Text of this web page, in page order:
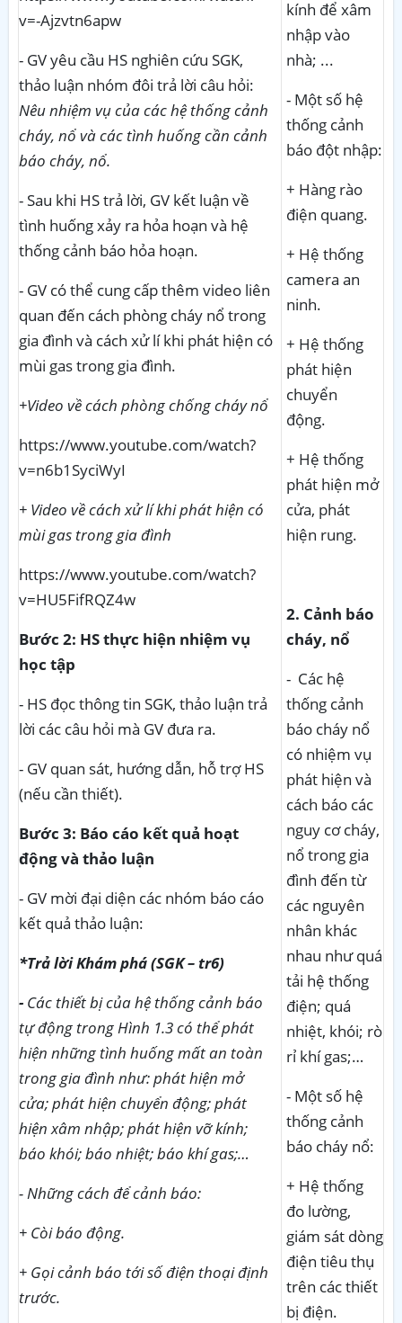
v=-Ajzvtn6apw
- GV yêu cầu HS nghiên cứu SGK,
thảo luận nhóm đôi trả lời câu hỏi:
Nêu nhiệm vụ của các hệ thống cảnh
cháy, nổ và các tình huống cần cảnh
báo cháy, nổ.
- Sau khi HS trả lời, GV kết luận về
tình huống xảy ra hỏa hoạn và hệ
thống cảnh báo hỏa hoạn.
- GV có thể cung cấp thêm video liên
quan đến cách phòng cháy nổ trong
gia đình và cách xử lí khi phát hiện có
mùi gas trong gia đình.
+Video về cách phòng chống cháy nổ
https://www.youtube.com/watch?
v=n6b1SyciWyI
+ Video về cách xử lí khi phát hiện có
mùi gas trong gia đình
https://www.youtube.com/watch?
v=HU5FifRQZ4w
Bước 2: HS thực hiện nhiệm vụ
học tập
- HS đọc thông tin SGK, thảo luận trả
lời các câu hỏi mà GV đưa ra.
- GV quan sát, hướng dẫn, hỗ trợ HS
(nếu cần thiết).
Bước 3: Báo cáo kết quả hoạt
động và thảo luận
- GV mời đại diện các nhóm báo cáo
kết quả thảo luận:
*Trả lờiKhám phá (SGK – tr6)
- Các thiết bị của hệ thống cảnh báo
tự động trong Hình 1.3 có thể phát
hiện những tình huống mất an toàn
trong gia đình như: phát hiện mở
cửa; phát hiện chuyển động; phát
hiện xâm nhập; phát hiện vỡ kính;
báo khói; báo nhiệt; báo khí gas;…
- Những cách để cảnh báo:
+ Còi báo động.
+ Gọi cảnh báo tới số điện thoại định
trước.
kính để xâm
nhập vào
nhà; ...
- Một số hệ
thống cảnh
báo đột nhập:
+ Hàng rào
điện quang.
+ Hệ thống
camera an
ninh.
+ Hệ thống
phát hiện
chuyển
động.
+ Hệ thống
phát hiện mở
cửa, phát
hiện rung.
2. Cảnh báo
cháy, nổ
- Các hệ
thống cảnh
báo cháy nổ
có nhiệm vụ
phát hiện và
cách báo các
nguy cơ cháy,
nổ trong gia
đình đến từ
các nguyên
nhân khác
nhau như quá
tải hệ thống
điện; quá
nhiệt, khói; rò
rỉ khí gas;…
- Một số hệ
thống cảnh
báo cháy nổ:
+ Hệ thống
đo lường,
giám sát dòng
điện tiêu thụ
trên các thiết
bị điện.